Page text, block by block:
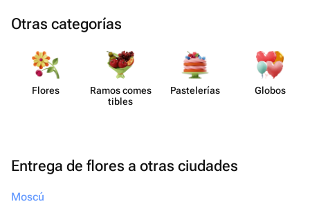
Otras categorías
Flores
Ramos comes​
tibles
Paste​lerías Globos
Entrega de flores a otras ciudades
Moscú